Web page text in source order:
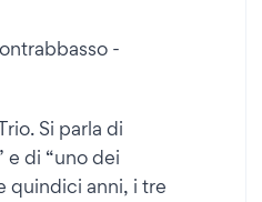
-
Si parla di
e di “uno dei
quindici anni, i tre